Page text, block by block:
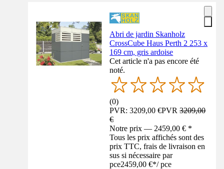
Abri de jardin Skanholz
CrossCube Haus Perth 2 253 x
169 cm, gris ardoise
Cet article n'a pas encore été
noté.
(0)
PVR: 3209,00 €PVR3209,00
€
Notre prix — 2459,00 € *
Tous les prix affichés sont des
prix TTC, frais de livraison en
sus si nécessaire par
pce2459,00 €*/ pce